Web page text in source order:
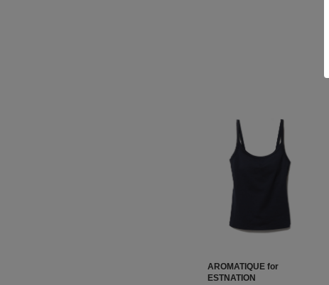
AROMATIQUE for
ESTNATION